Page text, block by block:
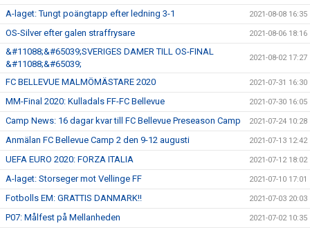
A-laget: Tungt poängtapp efter ledning 3-1 2021-08-08 16:35
OS-Silver efter galen straffrysare 2021-08-06 18:16
&#11088;&#65039;SVERIGES DAMER TILL OS-FINAL
&#11088;&#65039;
2021-08-02 17:27
FC BELLEVUE MALMÖMÄSTARE 2020 2021-07-31 16:30
MM-Final 2020: Kulladals FF-FC Bellevue 2021-07-30 16:05
Camp News: 16 dagar kvar till FC Bellevue Preseason Camp 2021-07-24 10:28
Anmälan FC Bellevue Camp 2 den 9-12 augusti 2021-07-13 12:42
UEFA EURO 2020: FORZA ITALIA 2021-07-12 18:02
A-laget: Storseger mot Vellinge FF 2021-07-10 17:01
Fotbolls EM: GRATTIS DANMARK!! 2021-07-03 20:03
P07: Målfest på Mellanheden 2021-07-02 10:35